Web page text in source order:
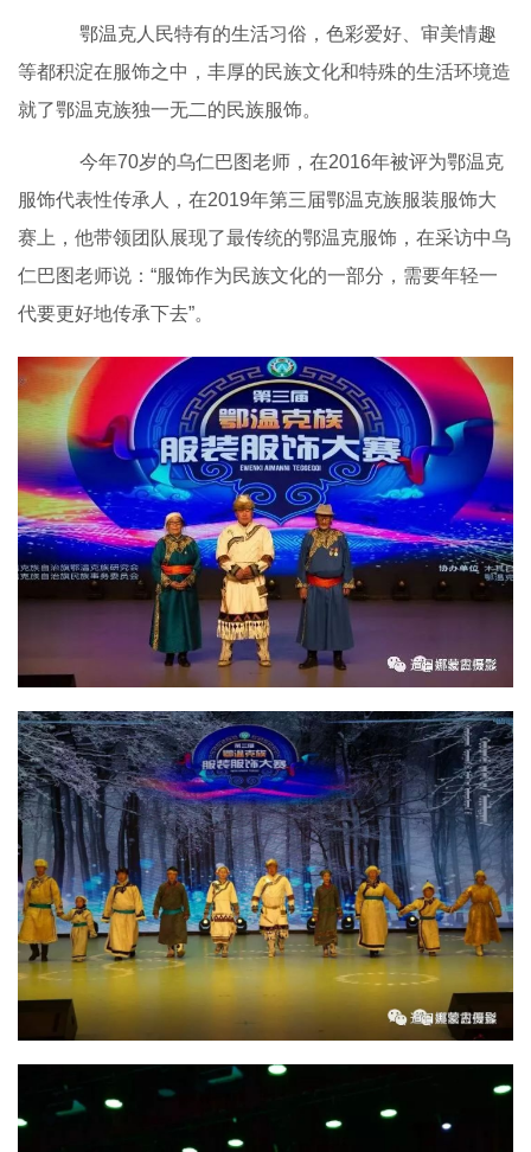
鄂温克人民特有的生活习俗，色彩爱好、审美情趣
等都积淀在服饰之中，丰厚的民族文化和特殊的生活环境造
就了鄂温克族独一无二的民族服饰。
今年70岁的乌仁巴图老师，在2016年被评为鄂温克
服饰代表性传承人，在2019年第三届鄂温克族服装服饰大
赛上，他带领团队展现了最传统的鄂温克服饰，在采访中乌
仁巴图老师说：“服饰作为民族文化的一部分，需要年轻一
代要更好地传承下去”。